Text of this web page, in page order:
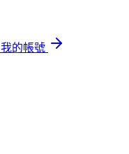
我的帳號